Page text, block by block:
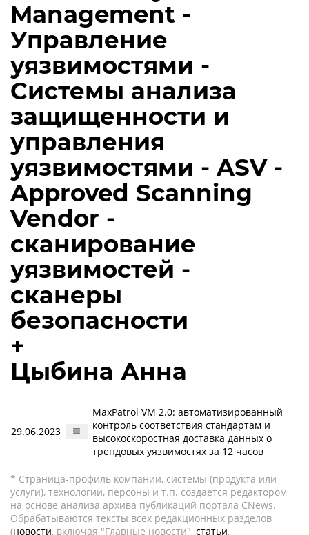
Management -
Управление
уязвимостями -
Системы анализа
защищенности и
управления
уязвимостями - ASV -
Approved Scanning
Vendor -
сканирование
уязвимостей -
сканеры
безопасности
+
Цыбина Анна
29.06.2023
MaxPatrol VM 2.0: автоматизированный
контроль соответствия стандартам и
высокоскоростная доставка данных о
трендовых уязвимостях за 12 часов
* Страница-профиль компании, системы (продукта или
услуги), технологии, персоны и т.п. создается редактором
на основе анализа архива публикаций портала CNews.
Обрабатываются тексты всех редакционных разделов
(новости, включая "Главные новости", статьи,